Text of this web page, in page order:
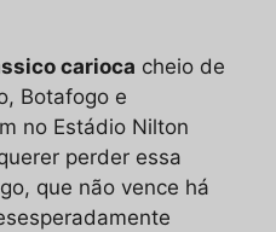
carioca cheio de
Botafogo e
no Estádio Nilton
perder essa
que não vence há